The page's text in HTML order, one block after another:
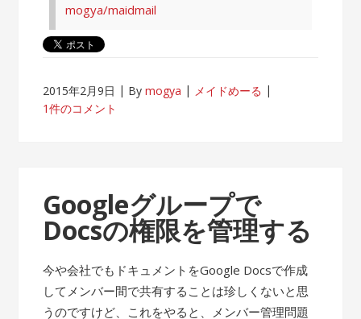
mogya/maidmail
2015年2月9日 Bymogya
メイドめーる
1件のコメント
Googleグループで
Docsの権限を管理する
今や会社でもドキュメントをGoogle Docsで作成
してメンバー間で共有することは珍しくないと思
うのですけど、これをやると、メンバー管理問題